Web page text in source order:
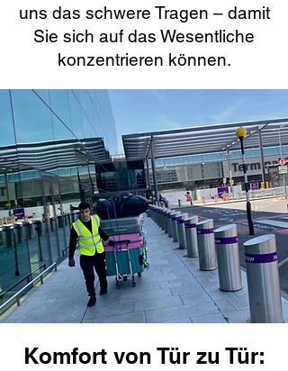
uns das schwere Tragen – damit
Sie sich auf das Wesentliche
konzentrieren können.
Komfort von Tür zu Tür: